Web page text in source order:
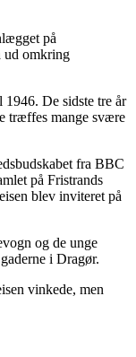
på
ud omkring
De sidste tre år
træffes mange svære
fra BBC
på Fristrands
blev inviteret på
og de unge
i Dragør.
vinkede, men